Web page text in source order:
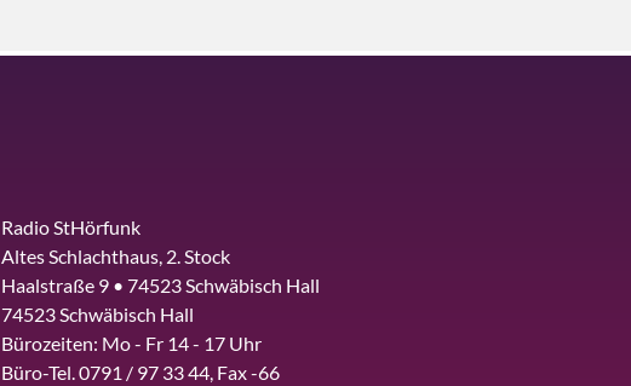
Radio StHörfunk
Altes Schlachthaus, 2. Stock
Haalstraße 9 • 74523 Schwäbisch Hall
74523 Schwäbisch Hall
Bürozeiten: Mo - Fr 14 - 17 Uhr
Büro-Tel. 0791 / 97 33 44, Fax -66